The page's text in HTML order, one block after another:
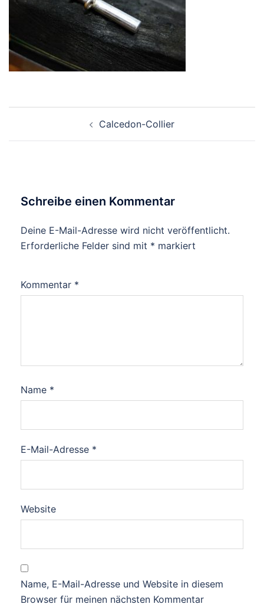
Calcedon-Collier
Schreibe einen Kommentar
Deine E-Mail-Adresse wird nicht veröffentlicht.
Erforderliche Felder sind mit * markiert
Kommentar *
Name *
E-Mail-Adresse *
Website
Name, E-Mail-Adresse und Website in diesem
Browser für meinen nächsten Kommentar